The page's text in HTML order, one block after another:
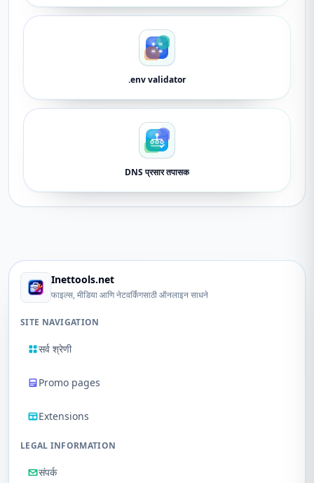
.env validator
DNS प्रसार तपासक
Inettools.net
फाइल्स, मीडिया आणि नेटवर्किंगसाठी ऑनलाइन साधने
SITE NAVIGATION
सर्व श्रेणी
Promo pages
Extensions
LEGAL INFORMATION
संपर्क